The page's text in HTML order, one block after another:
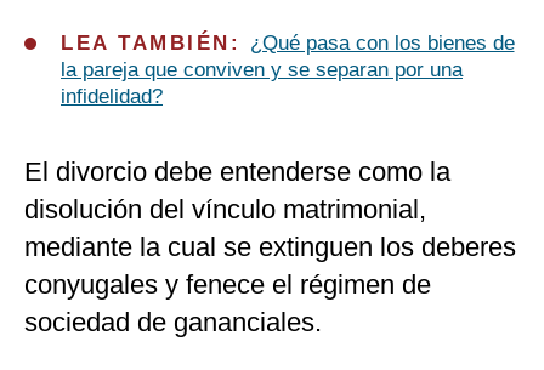
LEA TAMBIÉN: ¿Qué pasa con los bienes de
la pareja que conviven y se separan por una
infidelidad?
El divorcio debe entenderse como la
disolución del vínculo matrimonial,
mediante la cual se extinguen los deberes
conyugales y fenece el régimen de
sociedad de gananciales.